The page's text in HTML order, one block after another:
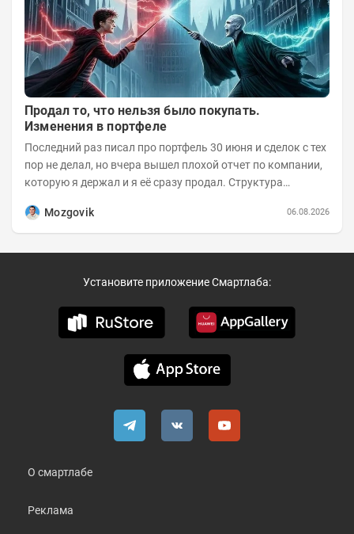
Продал то, что нельзя было покупать.
Изменения в портфеле
Последний раз писал про портфель 30 июня и сделок с тех
пор не делал, но вчера вышел плохой отчет по компании,
которую я держал и я её сразу продал. Структура
Mozgovik
06.08.2026
Установите приложение Смартлаба:
О смартлабе
Реклама